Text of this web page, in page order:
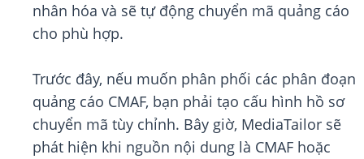
nhân hóa và sẽ tự động chuyển mã quảng cáo
cho phù hợp.
Trước đây, nếu muốn phân phối các phân đoạn
quảng cáo CMAF, bạn phải tạo cấu hình hồ sơ
chuyển mã tùy chỉnh. Bây giờ, MediaTailor sẽ
phát hiện khi nguồn nội dung là CMAF hoặc